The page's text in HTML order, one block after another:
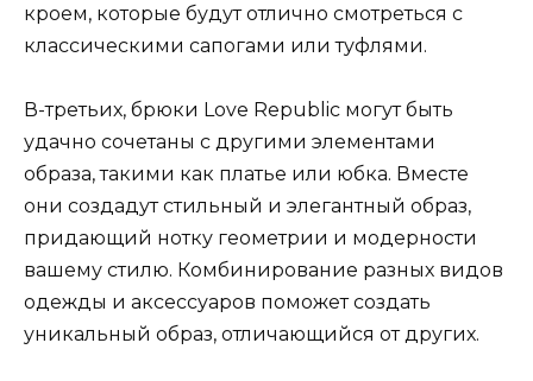
кроем, которые будут отлично смотреться с
классическими сапогами или туфлями.
В-третьих, брюки Love Republic могут быть
удачно сочетаны с другими элементами
образа, такими как платье или юбка. Вместе
они создадут стильный и элегантный образ,
придающий нотку геометрии и модерности
вашему стилю. Комбинирование разных видов
одежды и аксессуаров поможет создать
уникальный образ, отличающийся от других.